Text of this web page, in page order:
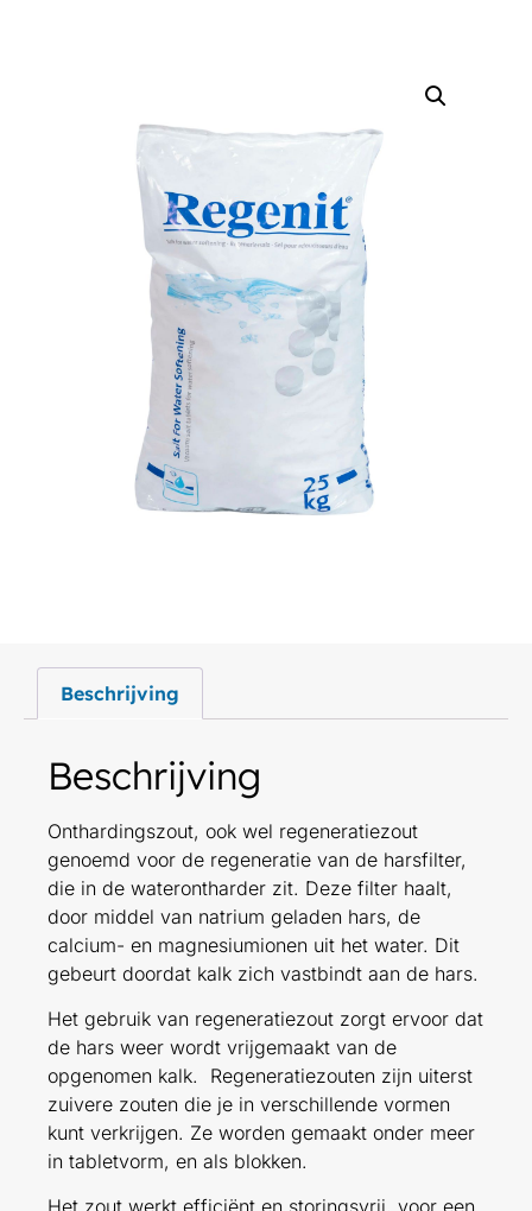
Beschrijving
Beschrijving
Onthardingszout, ook wel regeneratiezout
genoemd voor de regeneratie van de harsfilter,
die in de waterontharder zit. Deze filter haalt,
door middel van natrium geladen hars, de
calcium- en magnesiumionen uit het water. Dit
gebeurt doordat kalk zich vastbindt aan de hars.
Het gebruik van regeneratiezout zorgt ervoor dat
de hars weer wordt vrijgemaakt van de
opgenomen kalk. Regeneratiezouten zijn uiterst
zuivere zouten die je in verschillende vormen
kunt verkrijgen. Ze worden gemaakt onder meer
in tabletvorm, en als blokken.